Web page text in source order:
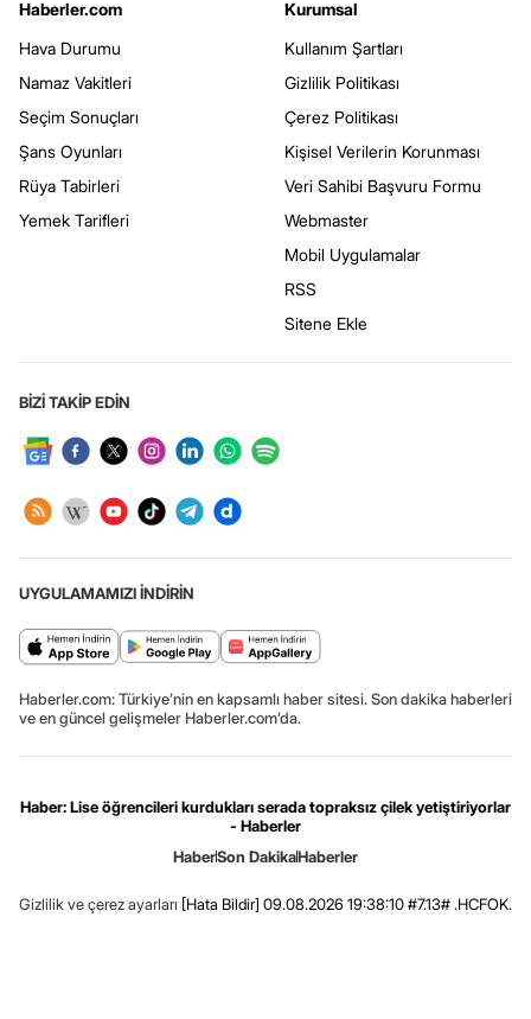
Haberler.com
Hava Durumu
Namaz Vakitleri
Seçim Sonuçları
Şans Oyunları
Rüya Tabirleri
Yemek Tarifleri
Kurumsal
Kullanım Şartları
Gizlilik Politikası
Çerez Politikası
Kişisel Verilerin Korunması
Veri Sahibi Başvuru Formu
Webmaster
Mobil Uygulamalar
RSS
Sitene Ekle
BİZİ TAKİP EDİN
UYGULAMAMIZI İNDİRİN
Haberler.com: Türkiye’nin en kapsamlı haber sitesi. Son dakika haberleri
ve en güncel gelişmeler Haberler.com’da.
Haber: Lise öğrencileri kurdukları serada topraksız çilek yetiştiriyorlar
- Haberler
HaberSon DakikaHaberler
Gizlilik ve çerez ayarları [Hata Bildir] 09.08.2026 19:38:10 #7.13# .HCFOK.